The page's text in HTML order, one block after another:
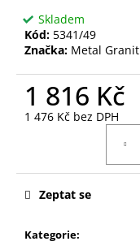
Skladem
Kód: 5341/49
Značka: Metal Granit
1 816 Kč
1 476 Kč bez DPH
Kategorie:
Zeptat se
D
o
o
u
j
e